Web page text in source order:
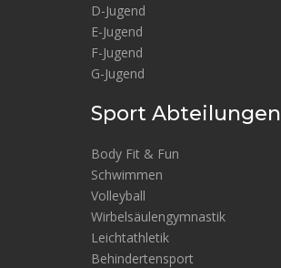
D-Jugend
E-Jugend
F-Jugend
G-Jugend
Sport Abteilungen
Body Fit & Fun
Schwimmen
Volleyball
Wirbelsäulengymnastik
Leichtathletik
Behindertensport